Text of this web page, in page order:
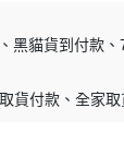
黑貓貨到付款
貨付款 全家